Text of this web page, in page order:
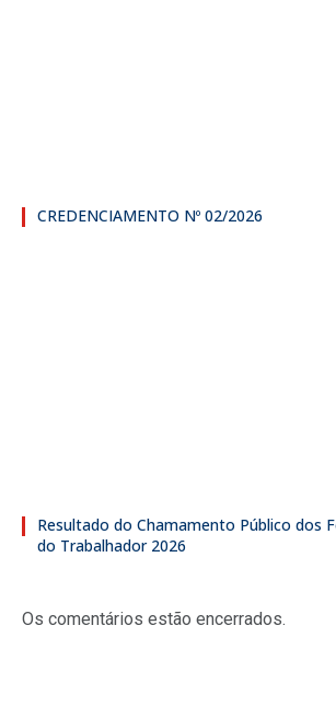
CREDENCIAMENTO Nº 02/2026
Resultado do Chamamento Público dos
do Trabalhador 2026
Os comentários estão encerrados.